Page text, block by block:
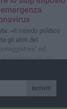
«Il mondo politico
gli abiti del
ed
subito quelli del
Iscriviti